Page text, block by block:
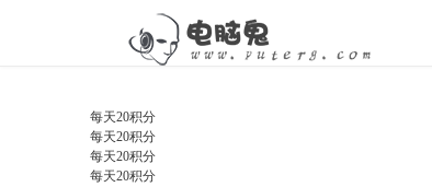
收藏本站 我的广告
每天20积分
每天20积分
每天20积分
每天20积分